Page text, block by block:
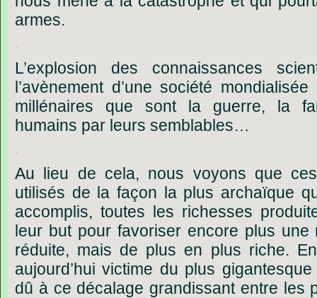
armes.
.
L’explosion des connaissances
l’avènement d’une société mondialisée
millénaires
que sont la guerre, la
humains par leurs semblables…
.
Au lieu de cela, nous voyons que ces
utilisés de la façon la plus archaïque
accomplis, toutes les richesses
leur but pour favoriser encore plus une
réduite, mais de plus en plus riche. En
aujourd’hui victime du plus gigantesque
dû à ce décalage grandissant entre les